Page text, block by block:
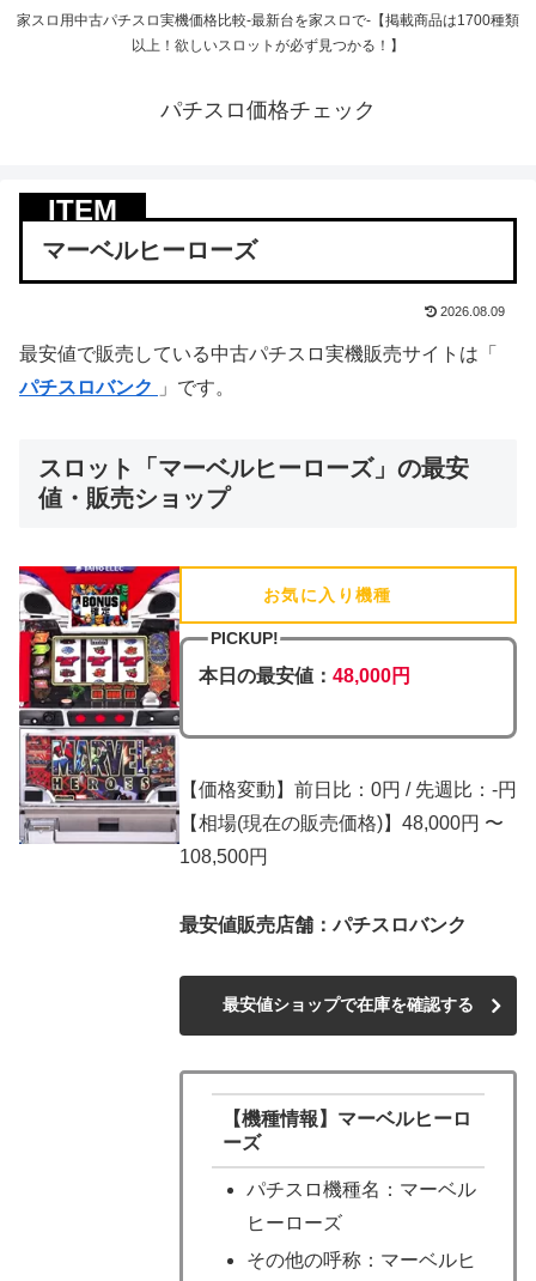
家スロ用中古パチスロ実機価格比較-最新台を家スロで-【掲載商品は1700種類
以上！欲しいスロットが必ず見つかる！】
パチスロ価格チェック
マーベルヒーローズ
2026.08.09
最安値で販売している中古パチスロ実機販売サイトは「
パチスロバンク
」です。
スロット「マーベルヒーローズ」の最安
値・販売ショップ
お気に入り機種
PICKUP!
本日の最安値： 48,000円
【価格変動】前日比：0円 / 先週比：-円
【相場(現在の販売価格)】48,000円 〜
108,500円
最安値販売店舗：パチスロバンク
最安値ショップで在庫を確認する
【機種情報】マーベルヒーロ
ーズ
パチスロ機種名：マーベル
ヒーローズ
その他の呼称：マーベルヒ